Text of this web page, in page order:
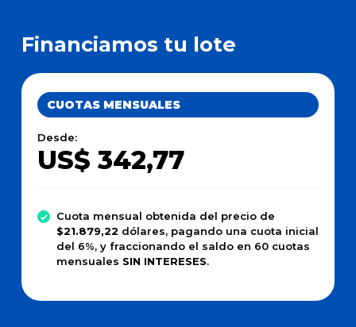
Financiamos tu lote
CUOTAS MENSUALES
Desde:
US$ 342,77
Cuota mensual obtenida del precio de
$21.879,22 dólares, pagando una cuota inicial
del 6%, y fraccionando el saldo en 60 cuotas
mensuales SIN INTERESES.